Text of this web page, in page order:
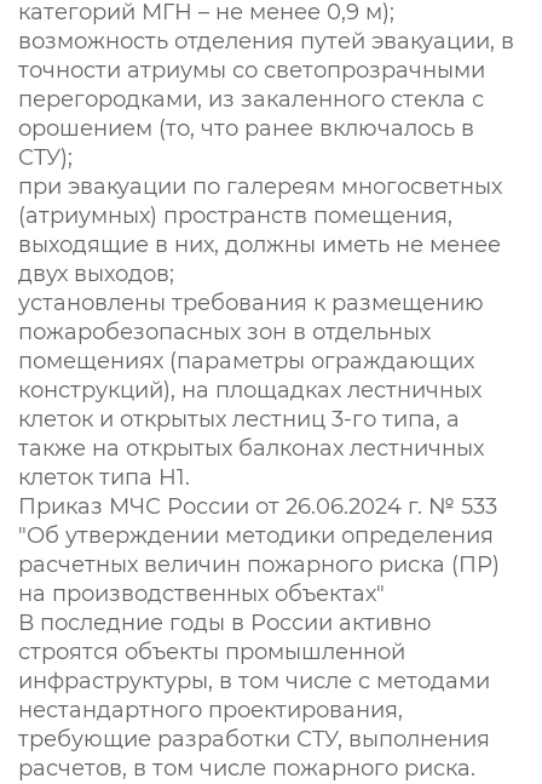
категорий МГН – не менее 0,9 м);
возможность отделения путей эвакуации, в
точности атриумы со светопрозрачными
перегородками, из закаленного стекла с
орошением (то, что ранее включалось в
СТУ);
при эвакуации по галереям многосветных
(атриумных) пространств помещения,
выходящие в них, должны иметь не менее
двух выходов;
установлены требования к размещению
пожаробезопасных зон в отдельных
помещениях (параметры ограждающих
конструкций), на площадках лестничных
клеток и открытых лестниц 3-го типа, а
также на открытых балконах лестничных
клеток типа Н1.
Приказ МЧС России от 26.06.2024 г. № 533
"Об утверждении методики определения
расчетных величин пожарного риска (ПР)
на производственных объектах"
В последние годы в России активно
строятся объекты промышленной
инфраструктуры, в том числе с методами
нестандартного проектирования,
требующие разработки СТУ, выполнения
расчетов, в том числе пожарного риска.